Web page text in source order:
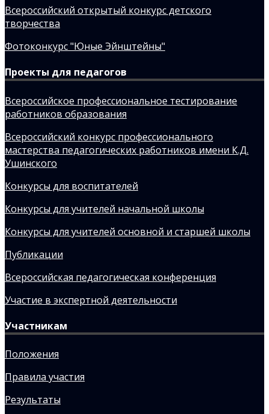
Всероссийский открытый конкурс детского
творчества
Фотоконкурс "Юные Эйнштейны"
Проекты для педагогов
Всероссийское профессиональное тестирование
работников образования
Всероссийский конкурс профессионального
мастерства педагогических работников имени К.Д.
Ушинского
Конкурсы для воспитателей
Конкурсы для учителей начальной школы
Конкурсы для учителей основной и старшей школы
Публикации
Всероссийская педагогическая конференция
Участие в экспертной деятельности
Участникам
Положения
Правила участия
Результаты